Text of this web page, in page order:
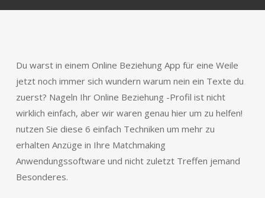
Du warst in einem Online Beziehung App für eine Weile
jetzt noch immer sich wundern warum nein ein Texte du
zuerst? Nageln Ihr Online Beziehung -Profil ist nicht
wirklich einfach, aber wir waren genau hier um zu helfen!
nutzen Sie diese 6 einfach Techniken um mehr zu
erhalten Anzüge in Ihre Matchmaking
Anwendungssoftware und nicht zuletzt Treffen jemand
Besonderes.